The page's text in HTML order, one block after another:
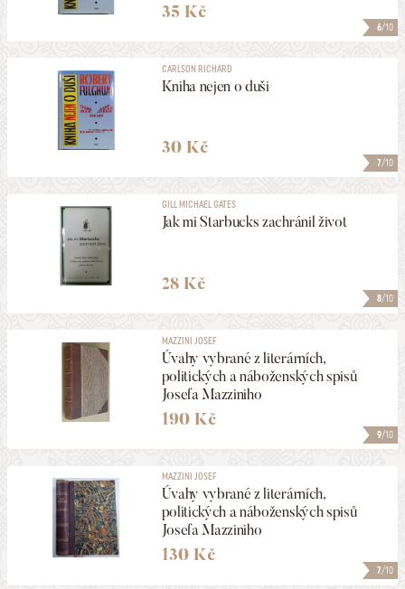
6/10
35 Kč
7/10
CARLSON RICHARD
Kniha nejen o duši
30 Kč
8/10
GILL MICHAEL GATES
Jak mi Starbucks zachránil život
28 Kč
9/10
MAZZINI JOSEF
Úvahy vybrané z literárních,
politických a náboženských spisů
Josefa Mazziniho
190 Kč
7/10
MAZZINI JOSEF
Úvahy vybrané z literárních,
politických a náboženských spisů
Josefa Mazziniho
130 Kč